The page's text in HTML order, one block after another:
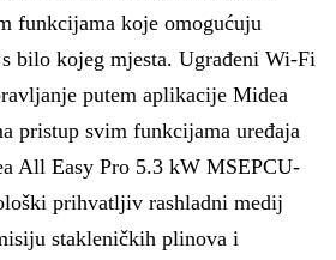
funkcijama koje omogućuju
bilo kojeg mjesta. Ugrađeni Wi-Fi
putem aplikacije Midea
pristup svim funkcijama uređaja
All Easy Pro 5.3 kW MSEPCU-
prihvatljiv rashladni medij
stakleničkih plinova i